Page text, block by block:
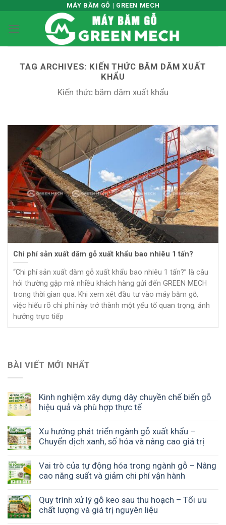
content
MÁY BĂM GỖ | GREEN MECH
TAG ARCHIVES: KIẾN THỨC BĂM DĂM XUẤT
KHẨU
Kiến thức băm dăm xuất khẩu
BÀI VIẾT MỚI NHẤT
Kinh nghiệm xây dựng dây chuyền chế biến gỗ
hiệu quả và phù hợp thực tế
Xu hướng phát triển ngành gỗ xuất khẩu –
Chuyển dịch xanh, số hóa và nâng cao giá trị
Vai trò của tự động hóa trong ngành gỗ – Nâng
cao năng suất và giảm chi phí vận hành
Quy trình xử lý gỗ keo sau thu hoạch – Tối ưu
chất lượng và giá trị nguyên liệu
Chi phí sản xuất dăm gỗ xuất khẩu bao nhiêu 1 tấn?
“Chi phí sản xuất dăm gỗ xuất khẩu bao nhiêu 1 tấn?” là câu
hỏi thường gặp mà nhiều khách hàng gửi đến GREEN MECH
trong thời gian qua. Khi xem xét đầu tư vào máy băm gỗ,
việc hiểu rõ chi phí này trở thành một yếu tố quan trọng, ảnh
hưởng trực tiếp